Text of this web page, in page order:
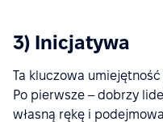
3) Inicjatywa
Ta kluczowa
Po pierwsze – dobrzy
własną rękę i